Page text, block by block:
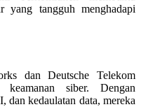
yang tangguh menghadapi
dan Deutsche Telekom
siber. Dengan
kedaulatan data, mereka